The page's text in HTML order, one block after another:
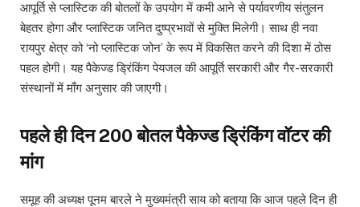
आपूर्ति से प्लास्टिक की बोतलों के उपयोग में कमी आने से पर्यावरणीय संतुलन
बेहतर होगा और प्लास्टिक जनित दुष्प्रभावों से मुक्ति मिलेगी। साथ ही नवा
रायपुर क्षेत्र को ‘नो प्लास्टिक जोन’ के रूप में विकसित करने की दिशा में ठोस
पहल होगी। यह पैकेज्ड ड्रिंकिंग पेयजल की आपूर्ति सरकारी और गैर-सरकारी
संस्थानों में माँग अनुसार की जाएगी।
पहले ही दिन 200 बोतल पैकेज्ड ड्रिंकिंग वॉटर की
मांग
समूह की अध्यक्ष पूनम बारले ने मुख्यमंत्री साय को बताया कि आज पहले दिन ही